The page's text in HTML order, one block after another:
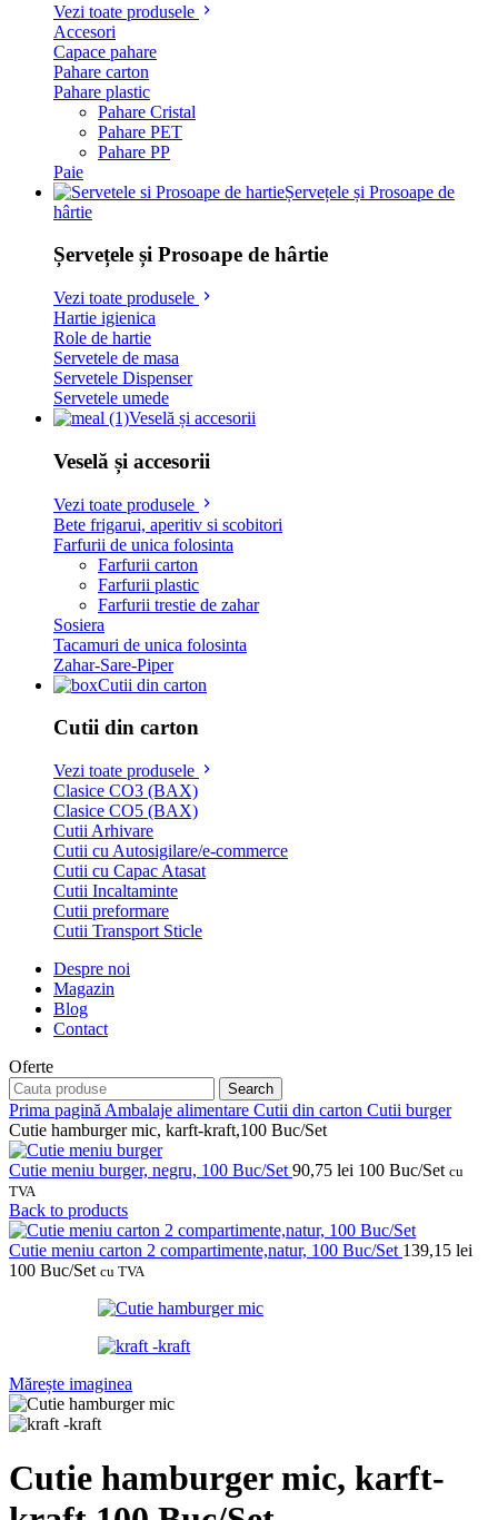
Vezi toate produsele
Accesori
Capace pahare
Pahare carton
Pahare plastic
Pahare Cristal
Pahare PET
Pahare PP
Paie
Șervețele și Prosoape de
hârtie
Șervețele și Prosoape de hârtie
Vezi toate produsele
Hartie igienica
Role de hartie
Servetele de masa
Servetele Dispenser
Servetele umede
Veselă și accesorii
Veselă și accesorii
Vezi toate produsele
Bete frigarui, aperitiv si scobitori
Farfurii de unica folosinta
Farfurii carton
Farfurii plastic
Farfurii trestie de zahar
Sosiera
Tacamuri de unica folosinta
Zahar-Sare-Piper
Cutii din carton
Cutii din carton
Vezi toate produsele
Clasice CO3 (BAX)
Clasice CO5 (BAX)
Cutii Arhivare
Cutii cu Autosigilare/e-commerce
Cutii cu Capac Atasat
Cutii Incaltaminte
Cutii preformare
Cutii Transport Sticle
Despre noi
Magazin
Blog
Contact
Oferte
Search
Prima pagină Ambalaje alimentare Cutii din carton Cutii burger
Cutie hamburger mic, karft-kraft,100 Buc/Set
Cutie meniu burger, negru, 100 Buc/Set 90,75 lei 100 Buc/Set cu
TVA
Back to products
Cutie meniu carton 2 compartimente,natur, 100 Buc/Set 139,15 lei
100 Buc/Set cu TVA
Mărește imaginea
Cutie hamburger mic, karft-